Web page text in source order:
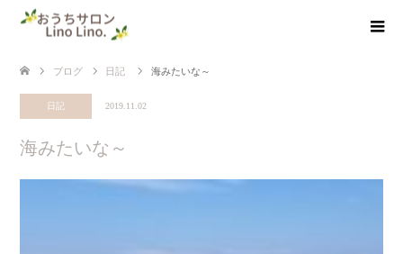
ブログ 日記 海みたいな～
日記 2019.11.02
海みたいな～